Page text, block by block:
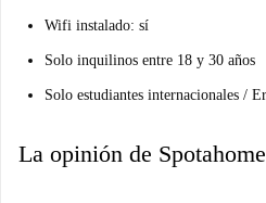
Wifi instalado: sí
Solo inquilinos entre 18 y 30 años
Solo estudiantes internacionales /
La opinión de Spotahome